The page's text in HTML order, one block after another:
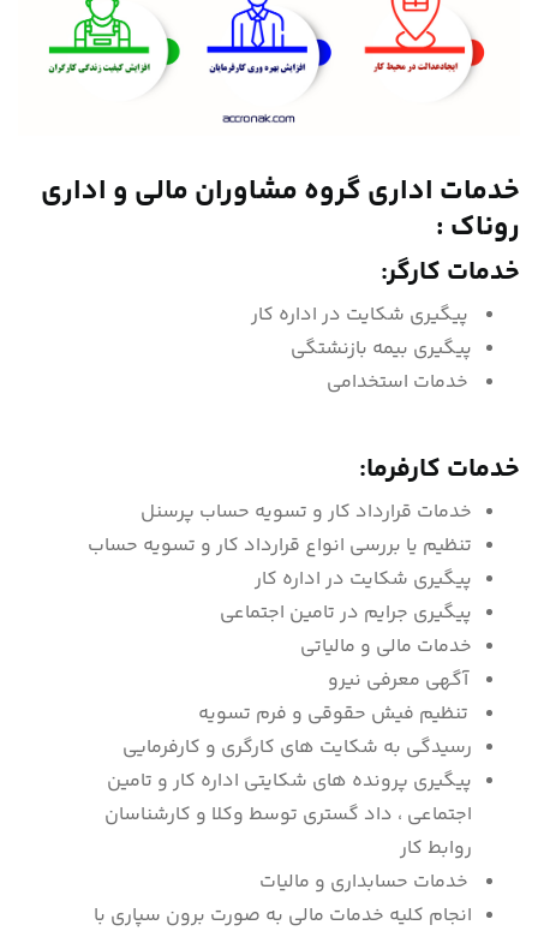
خدمات اداری گروه مشاوران مالی و اداری
روناک :
خدمات کارگر:
پیگیری شکایت در اداره کار
پیگیری بیمه بازنشتگی
خدمات استخدامی
خدمات کارفرما:
خدمات قرارداد کار و تسویه حساب پرسنل
تنظیم یا بررسی انواع قرارداد کار و تسویه حساب
پیگیری شکایت در اداره کار
پیگیری جرایم در تامین اجتماعی
خدمات مالی و مالیاتی
آگهی معرفی نیرو
تنظیم فیش حقوقی و فرم تسویه
رسیدگی به شکایت های کارگری و کارفرمایی
پیگیری پرونده های شکایتی اداره کار و تامین
اجتماعی ، داد گستری توسط وکلا و کارشناسان
روابط کار
خدمات حسابداری و مالیات
انجام کلیه خدمات مالی به صورت برون سپاری با